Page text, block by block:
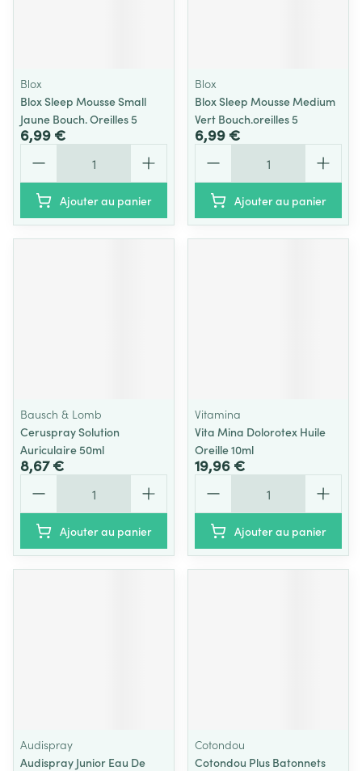
Blox
Blox Sleep Mousse Small
Jaune Bouch. Oreilles 5
6,99 €
Ajouter au panier
Blox
Blox Sleep Mousse Medium
Vert Bouch.oreilles 5
6,99 €
Ajouter au panier
Bausch & Lomb
Ceruspray Solution
Auriculaire 50ml
8,67 €
Ajouter au panier
Vitamina
Vita Mina Dolorotex Huile
Oreille 10ml
19,96 €
Ajouter au panier
Audispray
Audispray Junior Eau De
Cotondou
Cotondou Plus Batonnets